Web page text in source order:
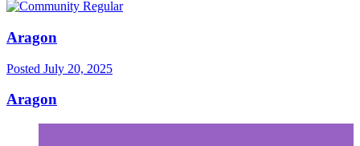
Aragon
Posted July 20, 2025
Aragon